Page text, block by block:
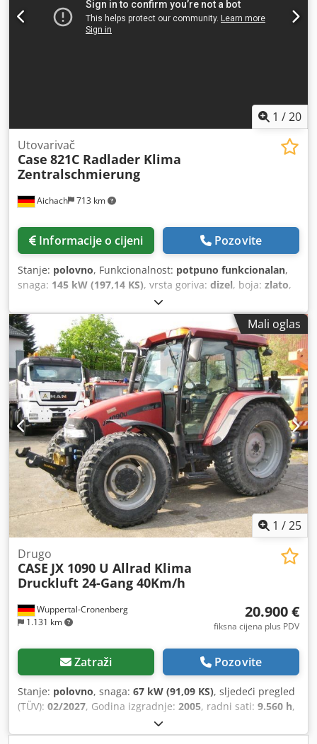
1 /20
Aichach 713 km
Utovarivač
Case 821C Radlader Klima
Zentralschmierung
Informacije o cijeni Pozovite
Stanje: polovno, Funkcionalnost: potpuno funkcionalan,
snaga: 145 kW (197,14 KS), vrsta goriva: dizel, boja: zlato,
, Godina izgradnje:
sati:8.000 h, Oprema:centralizirani sustav za
podmazivanje, kabina, klima-uređaj, Mali oglas
1 /25
Wuppertal-Cronenberg
1.131 km
Drugo
CASE JX 1090 U Allrad Klima
Druckluft 24-Gang 40Km/h
20.900 €
fiksna cijena plus PDV
Zatraži Pozovite
Stanje: polovno, snaga: 67 kW (91,09 KS), sljedeći pregled
(TÜV): 02/2027, Godina izgradnje: 2005, radni sati: 9.560 h,
kabina, klima-uređaj, pogon na sve točkove